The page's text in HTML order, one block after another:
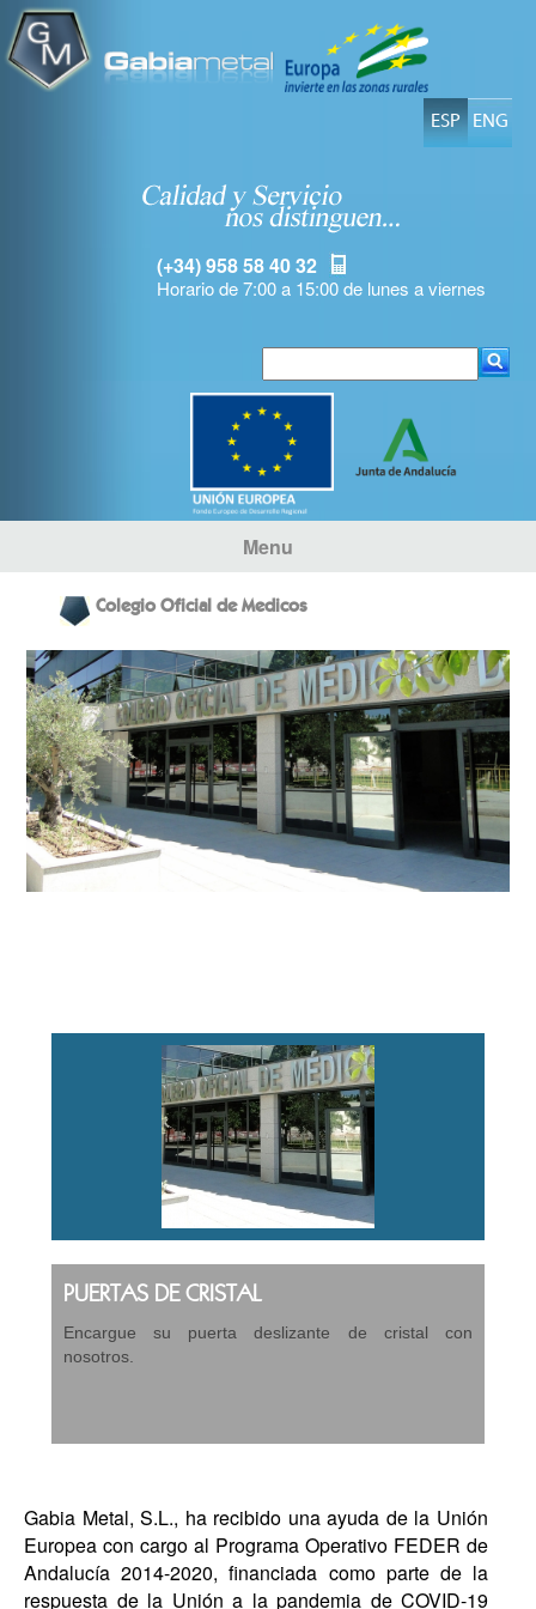
ESP ENG
(+34) 958 58 40 32
Horario de 7:00 a 15:00 de lunes a viernes
Menu
Colegio Oficial de Medicos
PUERTAS DE CRISTAL
Encargue su puerta deslizante de cristal con
nosotros.
Gabia Metal, S.L., ha recibido una ayuda de la Unión
Europea con cargo al Programa Operativo FEDER de
Andalucía 2014-2020, financiada como parte de la
respuesta de la Unión a la pandemia de COVID-19